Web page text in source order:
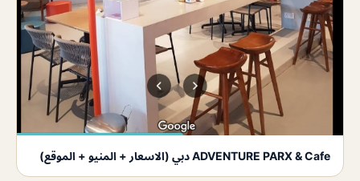
ADVENTURE PARX & Cafe دبي (الاسعار + المنيو + الموقع)